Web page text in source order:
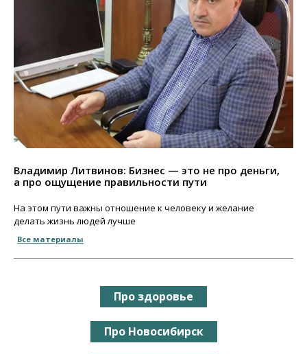
Владимир Литвинов: Бизнес — это не про деньги,
а про ощущение правильности пути
На этом пути важны отношение к человеку и желание
делать жизнь людей лучше
Все материалы
Про здоровье
Про Новосибирск